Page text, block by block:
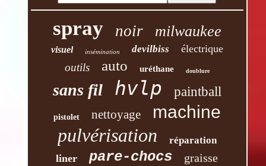
spray noir milwaukee
visuel insémination devilbiss électrique
outils auto uréthane doublure
sans fil hvlp paintball
pistolet nettoyage machine
pulvérisation réparation
liner pare-chocs graisse